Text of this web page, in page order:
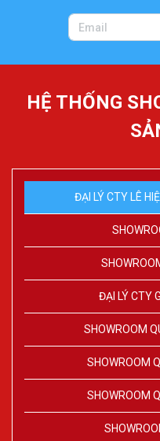
HỆ THỐNG
ĐẠI LÝ CTY LÊ
ĐẠI LÝ CTY
SHOWROOM
SHOWROOM
SHOWROOM